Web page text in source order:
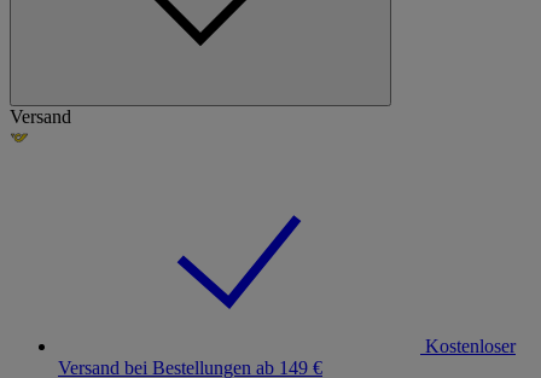
Versand
Kostenloser
Versand bei Bestellungen ab 149 €